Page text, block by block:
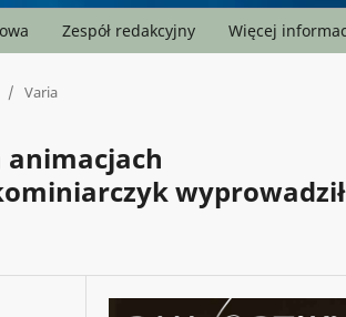
Zespół redakcyjny Więcej
/ Varia
animacjach
wyprowadził